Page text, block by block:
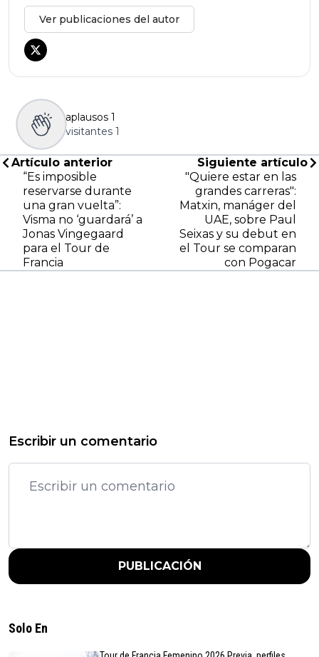
Ver publicaciones del autor
aplausos 1
visitantes 1
Artículo anterior
“Es imposible
reservarse durante
una gran vuelta”:
Visma no ‘guardará’ a
Jonas Vingegaard
para el Tour de
Francia
Siguiente artículo
"Quiere estar en las
grandes carreras":
Matxin, manáger del
UAE, sobre Paul
Seixas y su debut en
el Tour se comparan
con Pogacar
Escribir un comentario
PUBLICACIÓN
Solo En